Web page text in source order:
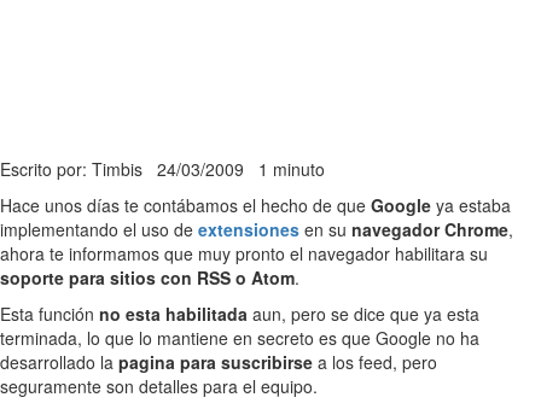
Escrito por: Timbis 24/03/2009 1 minuto
Hace unos días te contábamos el hecho de que Google ya estaba
implementando el uso de extensiones en su navegador Chrome,
ahora te informamos que muy pronto el navegador habilitara su
soporte para sitios con RSS o Atom.
Esta función no esta habilitada aun, pero se dice que ya esta
terminada, lo que lo mantiene en secreto es que Google no ha
desarrollado la pagina para suscribirse a los feed, pero
seguramente son detalles para el equipo.